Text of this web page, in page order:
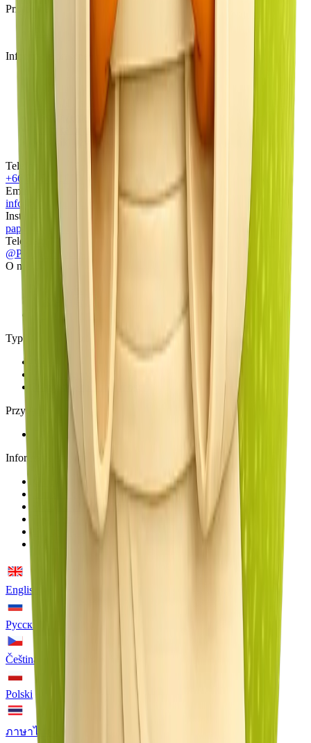
Przydatne
Informacje prawne
Umowa partnerska
Polityka plików cookie
Zastrzeżenie
Polityka prywatności
Warunki użytkowania
Telefon
+66 80 640 1000
Email
info@papayaproperty.com
Instagram
papaya.property
Telegram
@PapayaProperty
O nas
Strona główna
Nasze zalety
Program partnerski
Typ nieruchomości
Apartamenty
Wszystkie nieruchomości
Przydatne
Informacje prawne
Umowa partnerska
Polityka plików cookie
Polityka prywatności
English
Русский
Čeština
Polski
ภาษาไทย